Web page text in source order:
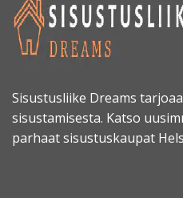
Sisustusliike Dreams
sisustamisesta. Katso
parhaat sisustuskaupat